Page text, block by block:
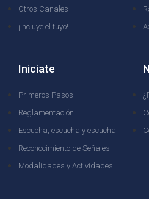
Otros Canales
¡Incluye el tuyo!
Iniciate
Primeros Pasos
Reglamentación
Escucha, escucha y escucha
Reconocimiento de Señales
Modalidades y Actividades